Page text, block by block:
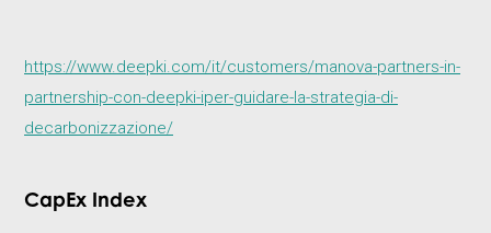
https://www.deepki.com/it/customers/manova-partners-in-
partnership-con-deepki-iper-guidare-la-strategia-di-
decarbonizzazione/
CapEx Index